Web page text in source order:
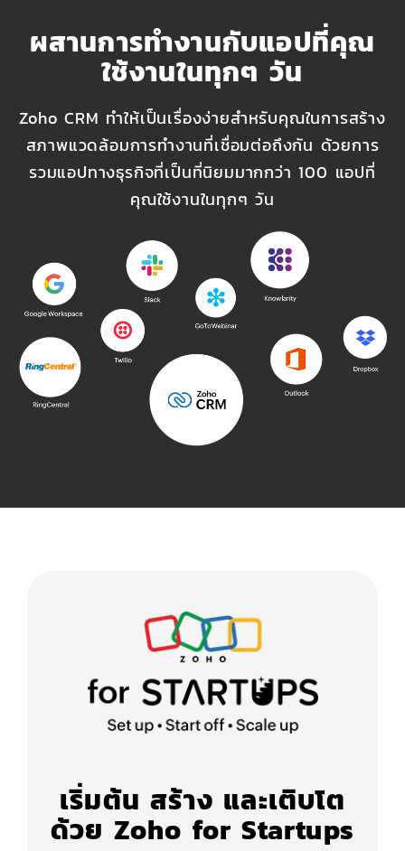
ผสานการทำงานกับแอปที่คุณ
ใช้งานในทุกๆ วัน
Zoho CRM ทำให้เป็นเรื่องง่ายสำหรับคุณในการสร้าง
สภาพแวดล้อมการทำงานที่เชื่อมต่อถึงกัน ด้วยการ
รวมแอปทางธุรกิจที่เป็นที่นิยมมากกว่า 100 แอปที่
คุณใช้งานในทุกๆ วัน
เริ่มต้น สร้าง และเติบโต
ด้วย Zoho for Startups